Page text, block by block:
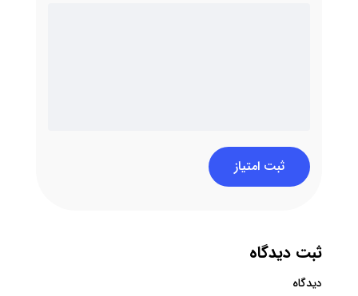
ثبت امتیاز
ثبت دیدگاه
دیدگاه